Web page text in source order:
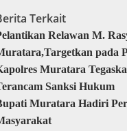
Terkait
Relawan M.
pada
Muratara
Sanksi Hukum
Muratara Hadiri